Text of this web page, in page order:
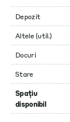
Depozit
Altele (util.)
Docuri
Stare
Spațiu
disponibil